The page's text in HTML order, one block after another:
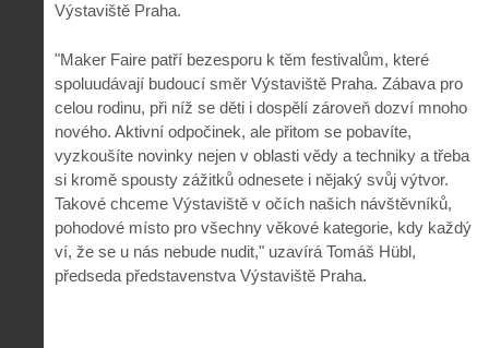
Výstaviště Praha.
"Maker Faire patří bezesporu k těm festivalům, které
spoluudávají budoucí směr Výstaviště Praha. Zábava pro
celou rodinu, při níž se děti i dospělí zároveň dozví mnoho
nového. Aktivní odpočinek, ale přitom se pobavíte,
vyzkoušíte novinky nejen v oblasti vědy a techniky a třeba
si kromě spousty zážitků odnesete i nějaký svůj výtvor.
Takové chceme Výstaviště v očích našich návštěvníků,
pohodové místo pro všechny věkové kategorie, kdy každý
ví, že se u nás nebude nudit," uzavírá Tomáš Hübl,
předseda představenstva Výstaviště Praha.